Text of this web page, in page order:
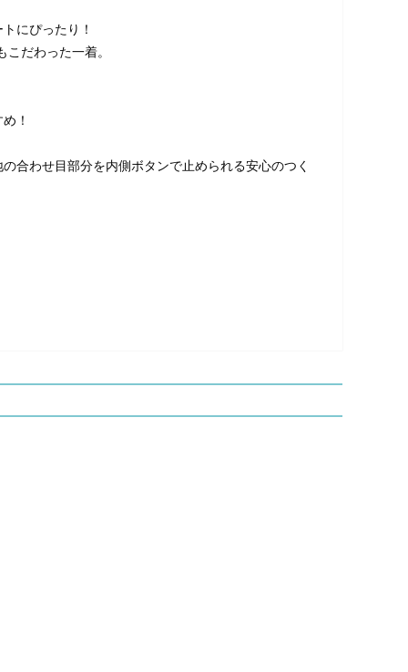
にぴったり！
だわった一着。
！
合わせ目部分を内側ボタンで止められる安心のつく